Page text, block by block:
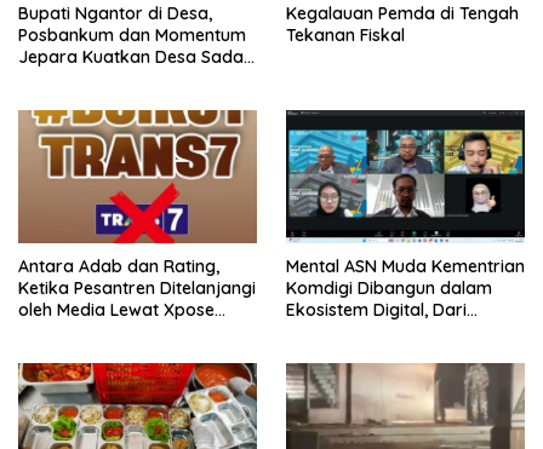
Bupati Ngantor di Desa,
Posbankum dan Momentum
Jepara Kuatkan Desa Sadar
Kegalauan Pemda di Tengah
Tekanan Fiskal
Antara Adab dan Rating,
Ketika Pesantren Ditelanjangi
oleh Media Lewat Xpose
Mental ASN Muda Kementrian
Komdigi Dibangun dalam
Ekosistem Digital, Dari